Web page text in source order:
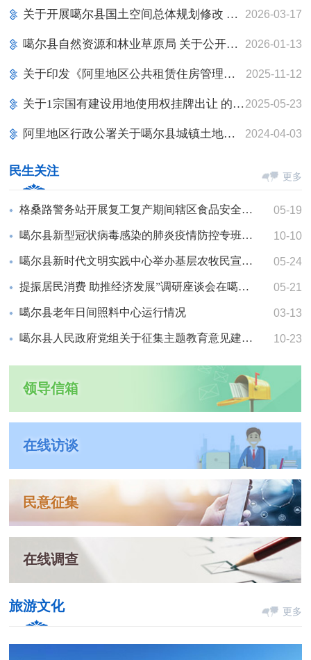
关于开展噶尔县国土空间总体规划修改 工作询价公告 2026-03-17
噶尔县自然资源和林业草原局 关于公开征询八宗地地价土地评估、测量、拍卖费用的公告 2026-01-13
关于印发《阿里地区公共租赁住房管理实施细则》的通知 2025-11-12
关于1宗国有建设用地使用权挂牌出让 的公告 2025-05-23
阿里地区行政公署关于噶尔县城镇土地级别与基准地价更新成果的批复 2024-04-03
民生关注 更多
格桑路警务站开展复工复产期间辖区食品安全整治工作 05-19
噶尔县新型冠状病毒感染的肺炎疫情防控专班关于收到社会捐赠物资公示 10-10
噶尔县新时代文明实践中心举办基层农牧民宣讲员培训 05-24
提振居民消费 助推经济发展”调研座谈会在噶尔县召开 05-21
噶尔县老年日间照料中心运行情况 03-13
噶尔县人民政府党组关于征集主题教育意见建议的公告 10-23
领导信箱
在线访谈
民意征集
在线调查
旅游文化 更多